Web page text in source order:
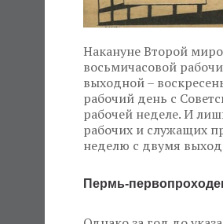
Накануне Второй
восьмичасовой
выходной –
рабочий день с
рабочей неделе. И
рабочих и служащих
неделю с двумя
Пермь-